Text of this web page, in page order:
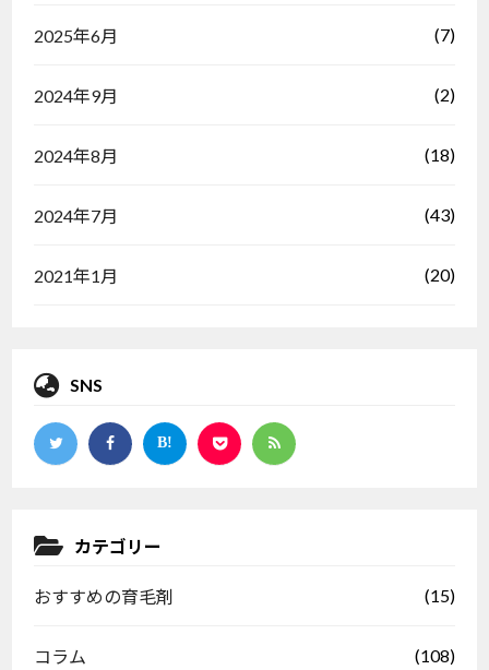
2025年6月 (7)
2024年9月 (2)
2024年8月 (18)
2024年7月 (43)
2021年1月 (20)
SNS
カテゴリー
おすすめの育毛剤 (15)
コラム (108)